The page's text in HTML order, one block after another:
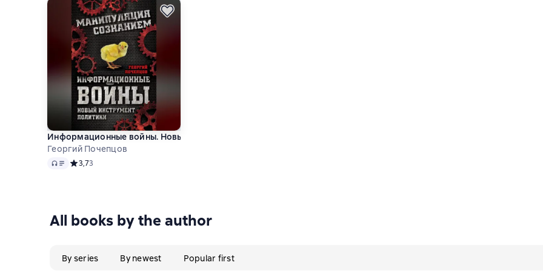
Информационные войны. Новый инструмент политики
Георгий Почепцов
Audio Средний рейтинг 3,7 на основе 3 оценок
3,73
All books by the author
By series By newest Popular first